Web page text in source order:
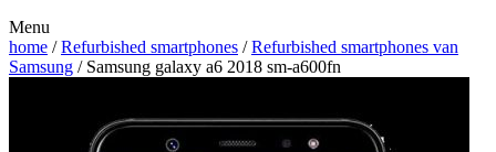
Menu
home /Refurbished smartphones /Refurbished smartphones van
Samsung / Samsung galaxy a6 2018 sm-a600fn